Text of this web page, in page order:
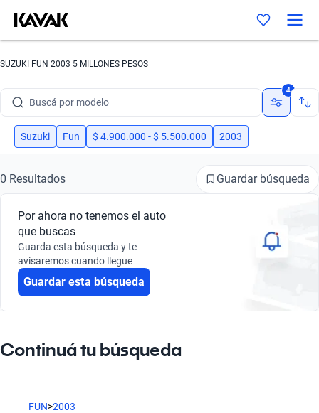
SUZUKI FUN 2003 5 MILLONES PESOS
Buscá por modelo
Buscá por versión
Buscá por marca
Buscá por modelo
Buscá por versión
4
Suzuki Fun $ 4.900.000 - $ 5.500.000 2003
0 Resultados Guardar búsqueda
Por ahora no tenemos el auto
que buscas
Guarda esta búsqueda y te
avisaremos cuando llegue
Guardar esta búsqueda
Continuá tu búsqueda
FUN>2003